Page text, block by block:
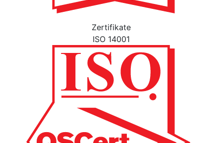
Zertifikate
ISO 14001